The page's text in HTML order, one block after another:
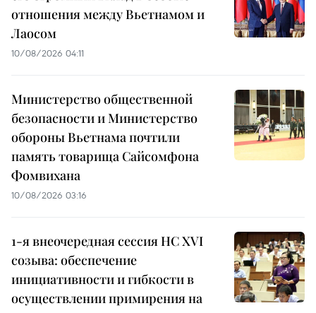
отношения между Вьетнамом и
Лаосом
10/08/2026 04:11
Министерство общественной
безопасности и Министерство
обороны Вьетнама почтили
память товарища Сайсомфона
Фомвихана
10/08/2026 03:16
1-я внеочередная сессия НС XVI
созыва: обеспечение
инициативности и гибкости в
осуществлении примирения на